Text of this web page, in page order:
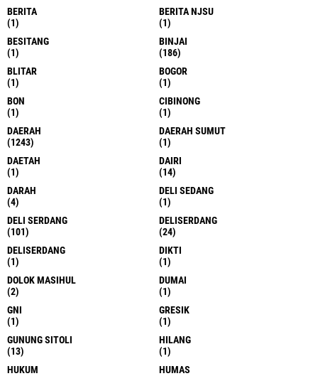
BERITA
(1)
BERITA NJSU
(1)
BESITANG
(1)
BINJAI
(186)
BLITAR
(1)
BOGOR
(1)
BON
(1)
CIBINONG
(1)
DAERAH
(1243)
DAERAH SUMUT
(1)
DAETAH
(1)
DAIRI
(14)
DARAH
(4)
DELI SEDANG
(1)
DELI SERDANG
(101)
DELISERDANG
(24)
DELISERDANG
(1)
DIKTI
(1)
DOLOK MASIHUL
(2)
DUMAI
(1)
GNI
(1)
GRESIK
(1)
GUNUNG SITOLI
(13)
HILANG
(1)
HUKUM
HUMAS